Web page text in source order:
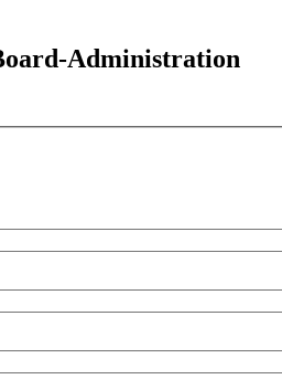
Administration